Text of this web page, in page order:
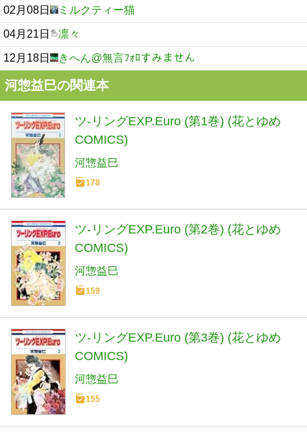
02月08日 ミルクティー猫
04月21日 凛々
12月18日 きへん@無言ﾌｫﾛすみません
河惣益巳の関連本
ツ-リングEXP.Euro (第1巻) (花とゆめ
COMICS)
河惣益巳
178
ツ-リングEXP.Euro (第2巻) (花とゆめ
COMICS)
河惣益巳
159
ツ-リングEXP.Euro (第3巻) (花とゆめ
COMICS)
河惣益巳
155